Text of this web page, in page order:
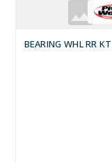
BEARING WHL RR